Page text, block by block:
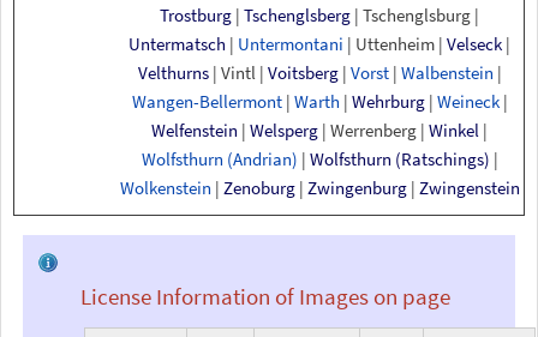
Trostburg | Tschenglsberg | Tschenglsburg |
Untermatsch | Untermontani | Uttenheim | Velseck |
Velthurns | Vintl | Voitsberg | Vorst | Walbenstein |
Wangen-Bellermont | Warth | Wehrburg | Weineck |
Welfenstein | Welsperg | Werrenberg | Winkel |
Wolfsthurn (Andrian) | Wolfsthurn (Ratschings) |
Wolkenstein | Zenoburg | Zwingenburg | Zwingenstein
License Information of Images on page